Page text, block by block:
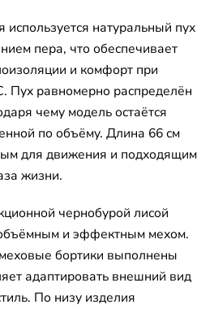
используется натуральный пух
пера, что обеспечивает
и комфорт при
Пух равномерно распределён
чему модель остаётся
по объёму. Длина 66 см
для движения и подходящим
жизни.
чернобурой лисой
и эффектным мехом.
бортики выполнены
адаптировать внешний вид
По низу изделия